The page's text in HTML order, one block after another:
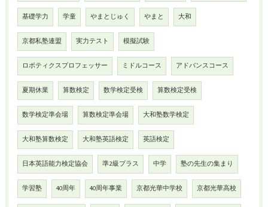
基礎学力 学童 やまとじゅく やまと 大和
京都私塾連盟 実力テスト 模擬試験
ロボティクスプロフェッサー ミドルコース アドバンスコース
夏期休業 算数検定 数学検定受検 算数検定受検
数学検定準会場 算数検定準会場 大和塾数学検定
大和塾算数検定 大和塾英語検定 英語検定
日本英語能力検定協会 準2級プラス 中学 塾の先生の集まり
学習塾 40周年 40周年事業 京都光華中学校 京都光華高校